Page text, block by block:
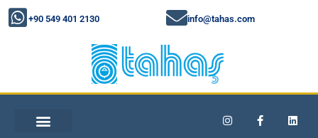
+90 549 401 2130 info@tahas.com